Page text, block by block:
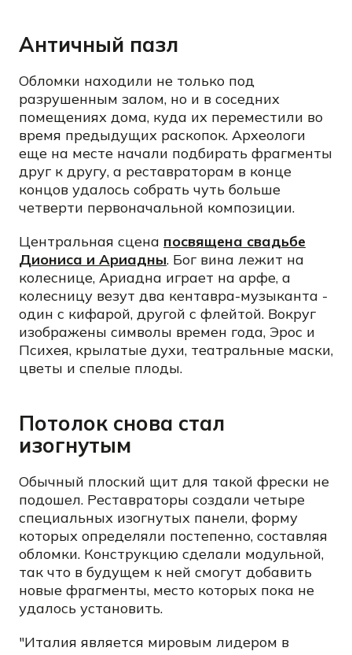
Античный пазл
Обломки находили не только под
разрушенным залом, но и в соседних
помещениях дома, куда их переместили во
время предыдущих раскопок. Археологи
еще на месте начали подбирать фрагменты
друг к другу, а реставраторам в конце
концов удалось собрать чуть больше
четверти первоначальной композиции.
Центральная сцена посвящена свадьбе
Диониса и Ариадны. Бог вина лежит на
колеснице, Ариадна играет на арфе, а
колесницу везут два кентавра-музыканта -
один с кифарой, другой с флейтой. Вокруг
изображены символы времен года, Эрос и
Психея, крылатые духи, театральные маски,
цветы и спелые плоды.
Потолок снова стал
изогнутым
Обычный плоский щит для такой фрески не
подошел. Реставраторы создали четыре
специальных изогнутых панели, форму
которых определяли постепенно, составляя
обломки. Конструкцию сделали модульной,
так что в будущем к ней смогут добавить
новые фрагменты, место которых пока не
удалось установить.
"Италия является мировым лидером в